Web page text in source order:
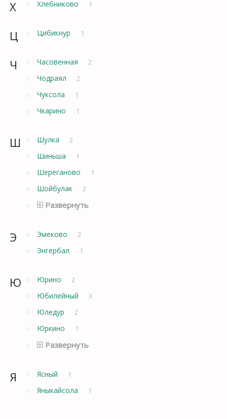
Х Хлебниково 1
Ц Цибикнур 1
Ч Часовенная 2
Чодраял 2
Чуксола 1
Чкарино 1
Ш Шулка 2
Шиньша 1
Шереганово 1
Шойбулак 2
Развернуть
Э Эмеково 2
Энгербал 1
Ю Юрино 2
Юбилейный 3
Юледур 2
Юркино 1
Развернуть
Я Ясный 1
Яныкайсола 1